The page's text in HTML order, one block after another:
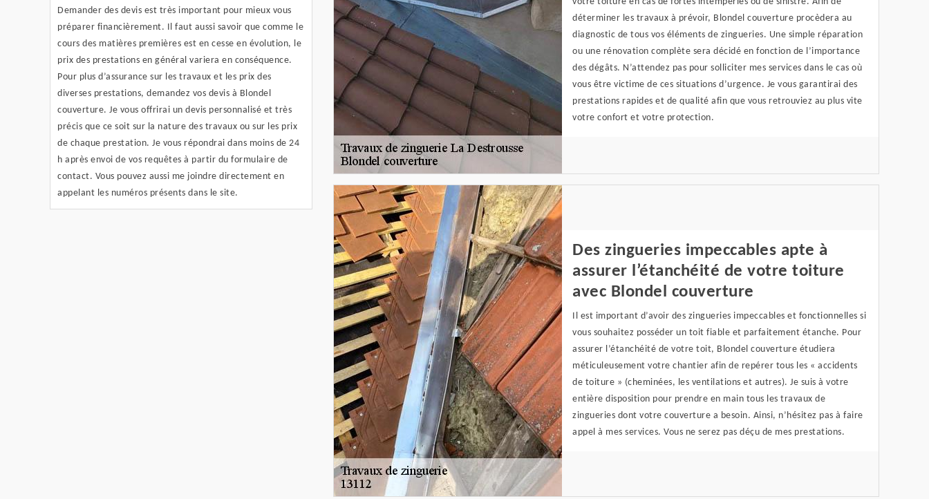
Demander des devis est très important pour mieux vous
préparer financièrement. Il faut aussi savoir que comme le
cours des matières premières est en cesse en évolution, le
prix des prestations en général variera en conséquence.
Pour plus d’assurance sur les travaux et les prix des
diverses prestations, demandez vos devis à Blondel
couverture. Je vous offrirai un devis personnalisé et très
précis que ce soit sur la nature des travaux ou sur les prix
de chaque prestation. Je vous répondrai dans moins de 24
h après envoi de vos requêtes à partir du formulaire de
contact. Vous pouvez aussi me joindre directement en
appelant les numéros présents dans le site.
déterminer les travaux à prévoir, Blondel couverture procèdera au
diagnostic de tous vos éléments de zingueries. Une simple réparation
ou une rénovation complète sera décidé en fonction de l’importance
des dégâts. N’attendez pas pour solliciter mes services dans le cas où
vous être victime de ces situations d’urgence. Je vous garantirai des
prestations rapides et de qualité afin que vous retrouviez au plus vite
votre confort et votre protection.
Des zingueries impeccables apte à
assurer l’étanchéité de votre toiture
avec Blondel couverture
Il est important d’avoir des zingueries impeccables et fonctionnelles si
vous souhaitez posséder un toit fiable et parfaitement étanche. Pour
assurer l’étanchéité de votre toit, Blondel couverture étudiera
méticuleusement votre chantier afin de repérer tous les « accidents
de toiture » (cheminées, les ventilations et autres). Je suis à votre
entière disposition pour prendre en main tous les travaux de
zingueries dont votre couverture a besoin. Ainsi, n’hésitez pas à faire
appel à mes services. Vous ne serez pas déçu de mes prestations.